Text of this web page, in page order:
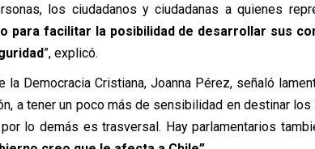
los ciudadanos y ciudadanas a quienes
para facilitar la posibilidad de desarrollar sus
”, explicó.
la Democracia Cristiana, Joanna Pérez, señaló
a tener un poco más de sensibilidad en destinar
lo demás es trasversal. Hay parlamentarios